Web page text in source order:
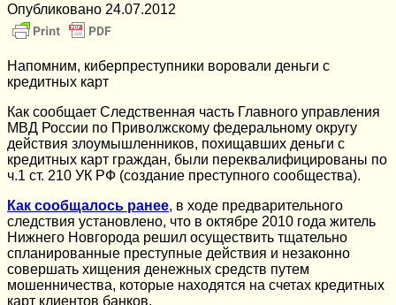
Опубликовано 24.07.2012
Напомним, киберпреступники воровали деньги с
кредитных карт
Как сообщает Следственная часть Главного управления
МВД России по Приволжскому федеральному округу
действия злоумышленников, похищавших деньги с
кредитных карт граждан, были переквалифицированы по
ч.1 ст. 210 УК РФ (создание преступного сообщества).
Как сообщалось ранее, в ходе предварительного
следствия установлено, что в октябре 2010 года житель
Нижнего Новгорода решил осуществить тщательно
спланированные преступные действия и незаконно
совершать хищения денежных средств путем
мошенничества, которые находятся на счетах кредитных
карт клиентов банков.